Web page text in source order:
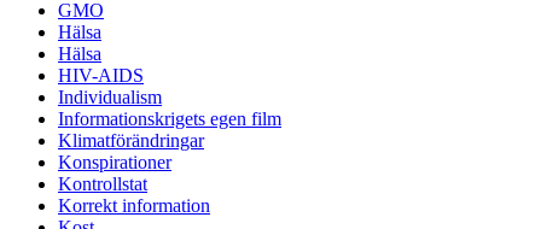
GMO
Hälsa
Hälsa
HIV-AIDS
Individualism
Informationskrigets egen film
Klimatförändringar
Konspirationer
Kontrollstat
Korrekt information